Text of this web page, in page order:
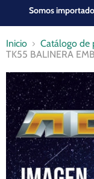
Somos
Inicio
Catálogo de
TK55 BALINERA